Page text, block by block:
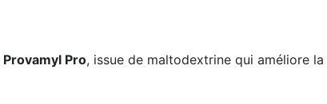
Provamyl Pro, issue de maltodextrine qui améliore